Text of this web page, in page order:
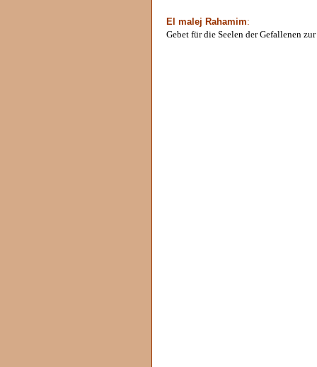
El malej Rahamim:
Gebet für die Seelen der Gefallenen